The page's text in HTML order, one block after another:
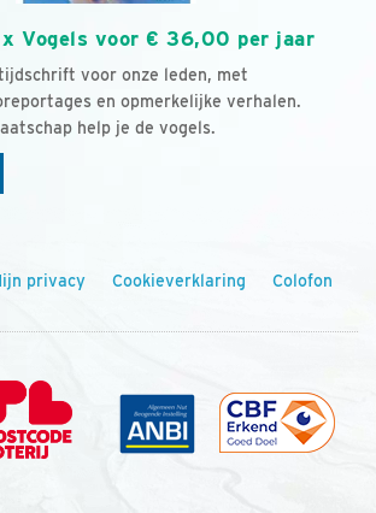
Vogels voor € 36,00 per jaar
voor onze leden, met
en opmerkelijke verhalen.
help je de vogels.
privacy Cookieverklaring Colofon